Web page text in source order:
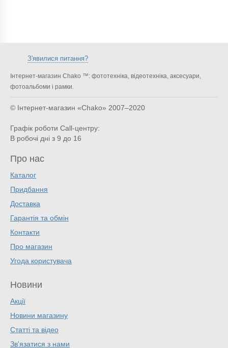
З'явилися питання?
Інтернет-магазин Chako ™: фототехніка, відеотехніка, аксесуари,
фотоальбоми і рамки.
© Інтернет-магазин «Chako» 2007–2020
Графік роботи Call-центру:
В робочі дні з 9 до 16
Про нас
Каталог
Придбання
Доставка
Гарантія та обмін
Контакти
Про магазин
Угода користувача
Новини
Акції
Новини магазину
Статті та відео
Зв'язатися з нами